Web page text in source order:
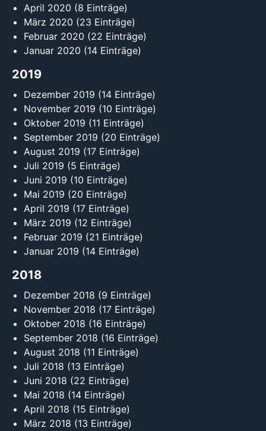
April 2020 (8 Einträge)
März 2020 (23 Einträge)
Februar 2020 (22 Einträge)
Januar 2020 (14 Einträge)
2019
Dezember 2019 (14 Einträge)
November 2019 (10 Einträge)
Oktober 2019 (11 Einträge)
September 2019 (20 Einträge)
August 2019 (17 Einträge)
Juli 2019 (5 Einträge)
Juni 2019 (10 Einträge)
Mai 2019 (20 Einträge)
April 2019 (17 Einträge)
März 2019 (12 Einträge)
Februar 2019 (21 Einträge)
Januar 2019 (14 Einträge)
2018
Dezember 2018 (9 Einträge)
November 2018 (17 Einträge)
Oktober 2018 (16 Einträge)
September 2018 (16 Einträge)
August 2018 (11 Einträge)
Juli 2018 (13 Einträge)
Juni 2018 (22 Einträge)
Mai 2018 (14 Einträge)
April 2018 (15 Einträge)
März 2018 (13 Einträge)